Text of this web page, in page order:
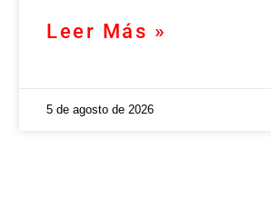
Leer Más »
5 de agosto de 2026